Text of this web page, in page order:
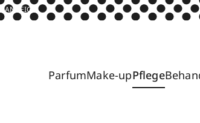
ANZEIGE
ParfumMake-upPflege